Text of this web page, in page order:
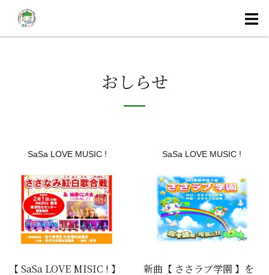
おしらせ
SaSa LOVE MUSIC !
【 SaSa LOVE MISIC ! 】
SaSa LOVE MUSIC !
新曲【 ささラブ学園 】を